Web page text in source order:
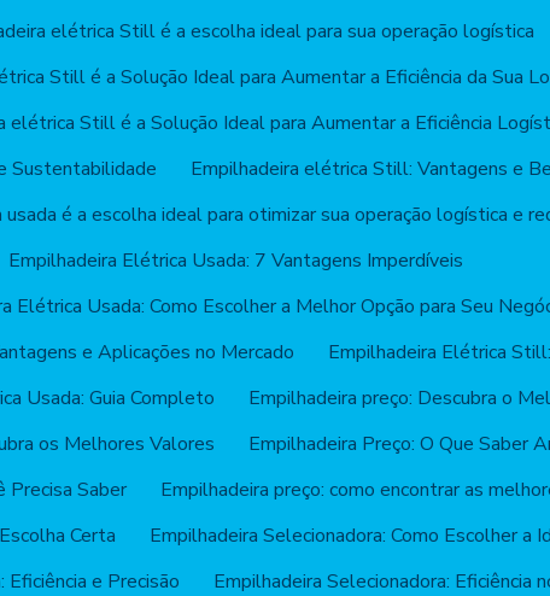
elétrica Still é a escolha ideal para sua operação logística
Still é a Solução Ideal para Aumentar a Eficiência da Sua
elétrica Still é a Solução Ideal para Aumentar a Eficiência
Sustentabilidade
Empilhadeira elétrica Still: Vantagens e
é a escolha ideal para otimizar sua operação logística e
Empilhadeira Elétrica Usada: 7 Vantagens Imperdíveis
Elétrica Usada: Como Escolher a Melhor Opção para Seu
e Aplicações no Mercado
Empilhadeira Elétrica
Usada: Guia Completo
Empilhadeira preço: Descubra o
os Melhores Valores
Empilhadeira Preço: O Que Saber
Precisa Saber
Empilhadeira preço: como encontrar as
Certa
Empilhadeira Selecionadora: Como Escolher a
Eficiência e Precisão
Empilhadeira Selecionadora: Eficiência